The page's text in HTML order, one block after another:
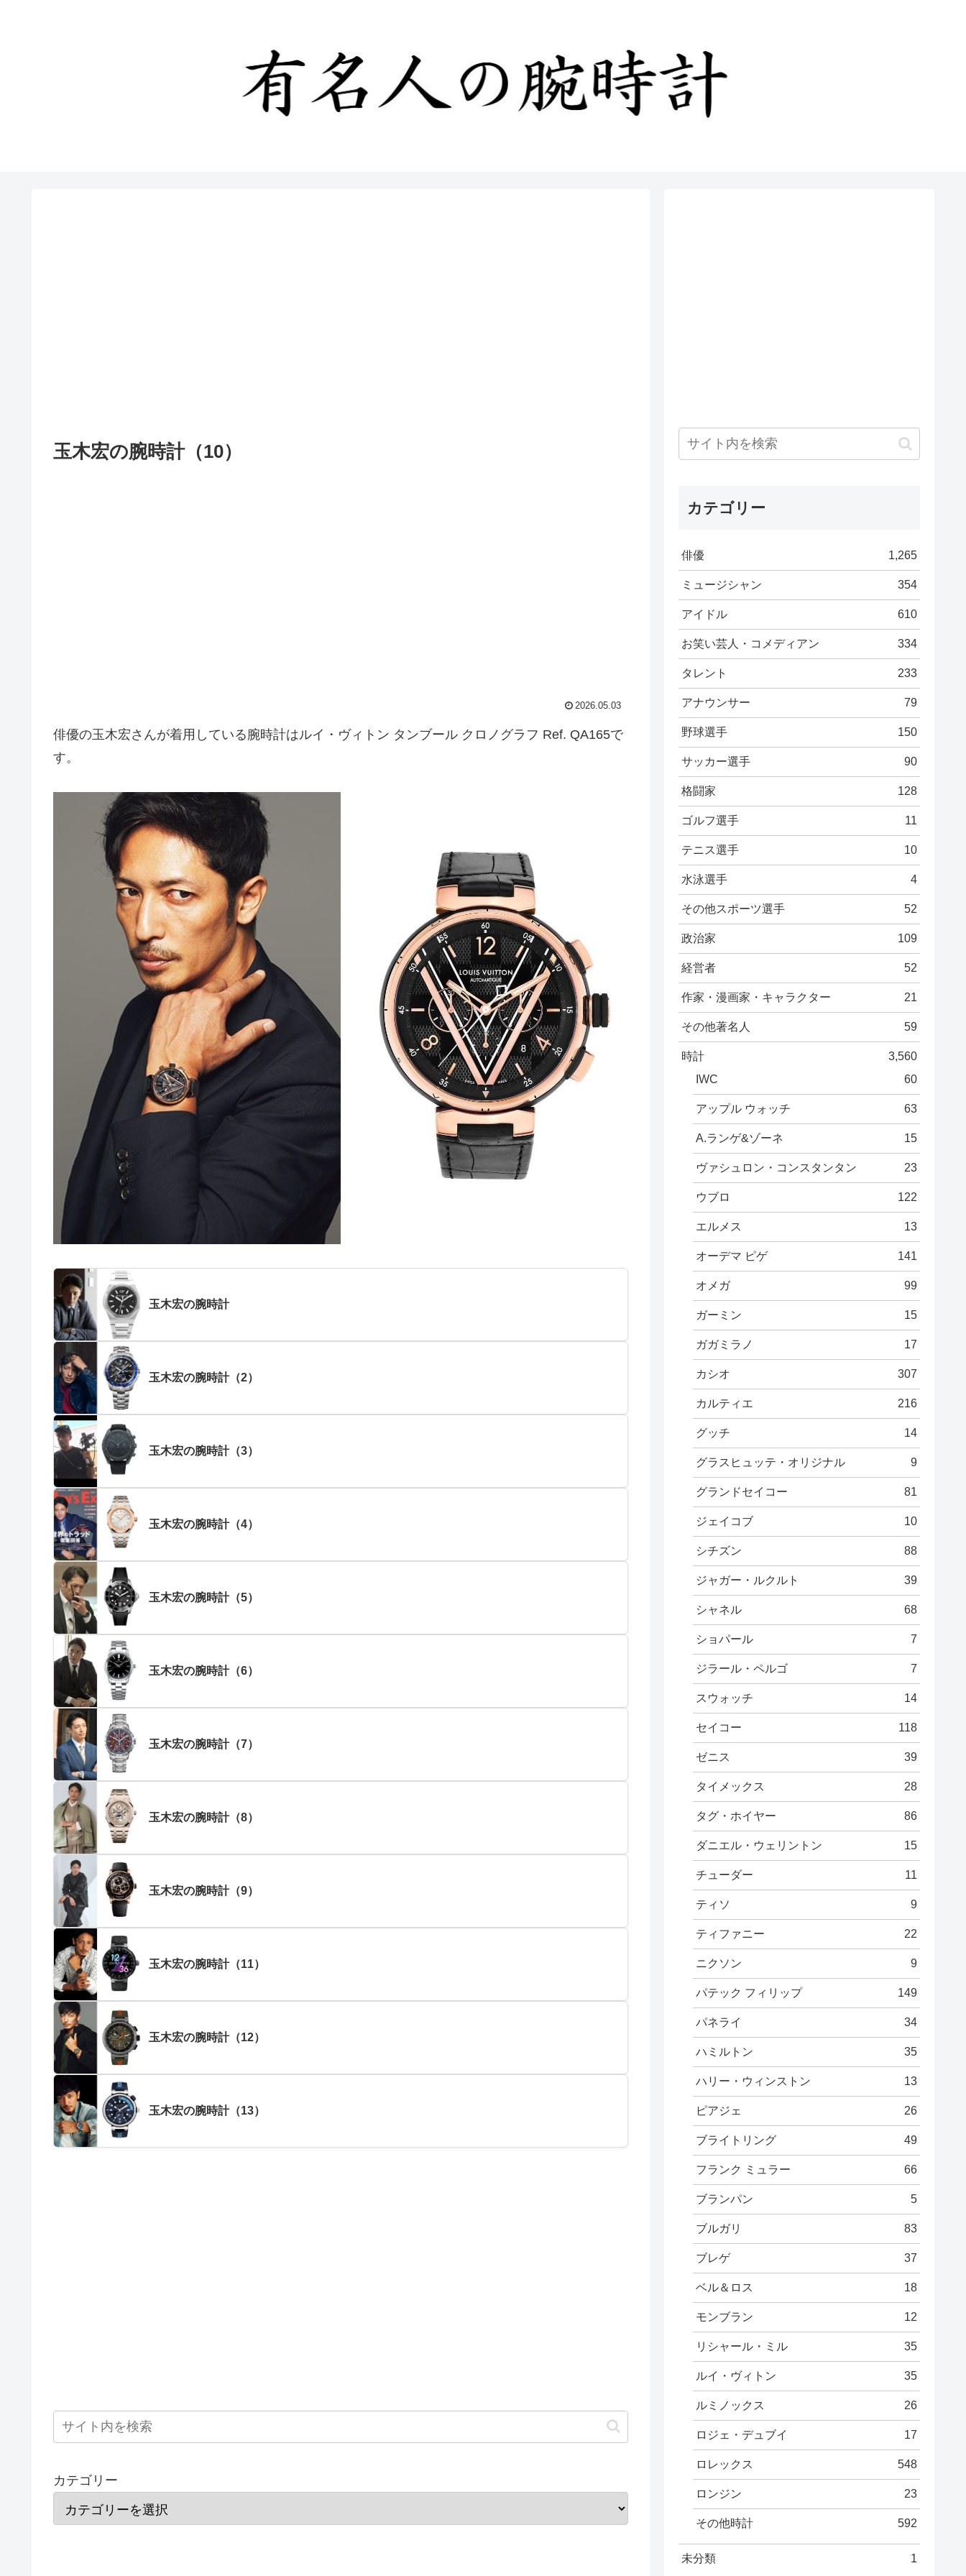
玉木宏の腕時計（10）
2026.05.03
俳優の玉木宏さんが着用している腕時計はルイ・ヴィトン タンブール クロノグラフ Ref. QA165で
す。
玉木宏の腕時計
玉木宏の腕時計（2）
玉木宏の腕時計（3）
玉木宏の腕時計（4）
玉木宏の腕時計（5）
玉木宏の腕時計（6）
玉木宏の腕時計（7）
玉木宏の腕時計（8）
玉木宏の腕時計（9）
玉木宏の腕時計（11）
玉木宏の腕時計（12）
玉木宏の腕時計（13）
カテゴリー
カテゴリー
俳優 1,265
ミュージシャン 354
アイドル 610
お笑い芸人・コメディアン 334
タレント 233
アナウンサー 79
野球選手 150
サッカー選手 90
格闘家 128
ゴルフ選手 11
テニス選手 10
水泳選手 4
その他スポーツ選手 52
政治家 109
経営者 52
作家・漫画家・キャラクター 21
その他著名人 59
時計
3,560
IWC
60
アップル ウォッチ 63
A.ランゲ&ゾーネ 15
ヴァシュロン・コンスタンタン 23
ウブロ 122
エルメス 13
オーデマ ピゲ 141
オメガ 99
ガーミン 15
ガガミラノ 17
カシオ 307
カルティエ 216
グッチ 14
グラスヒュッテ・オリジナル 9
グランドセイコー 81
ジェイコブ 10
シチズン 88
ジャガー・ルクルト 39
シャネル 68
ショパール 7
ジラール・ペルゴ 7
スウォッチ 14
セイコー 118
ゼニス 39
タイメックス 28
タグ・ホイヤー 86
ダニエル・ウェリントン 15
チューダー 11
ティソ 9
ティファニー 22
ニクソン 9
パテック フィリップ 149
パネライ 34
ハミルトン 35
ハリー・ウィンストン 13
ピアジェ 26
ブライトリング 49
フランク ミュラー 66
ブランパン 5
ブルガリ 83
ブレゲ 37
ベル＆ロス 18
モンブラン 12
リシャール・ミル 35
ルイ・ヴィトン 35
ルミノックス 26
ロジェ・デュブイ 17
ロレックス 548
ロンジン 23
その他時計 592
未分類 1